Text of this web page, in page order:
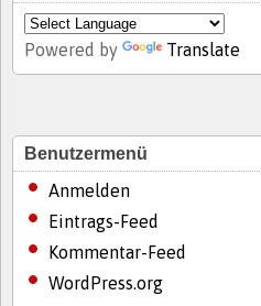
Powered by Translate
Benutzermenü
Anmelden
Eintrags-Feed
Kommentar-Feed
WordPress.org